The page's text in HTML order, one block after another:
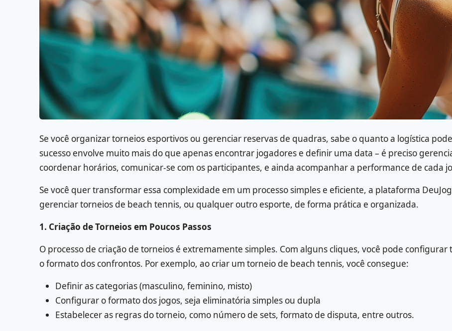
Se você organizar torneios esportivos ou gerenciar reservas de quadras, sabe o quanto a logística
sucesso envolve muito mais do que apenas encontrar jogadores e definir uma data – é preciso
coordenar horários, comunicar-se com os participantes, e ainda acompanhar a performance de cada
Se você quer transformar essa complexidade em um processo simples e eficiente, a plataforma
gerenciar torneios de beach tennis, ou qualquer outro esporte, de forma prática e organizada.
1. Criação de Torneios em Poucos Passos
O processo de criação de torneios é extremamente simples. Com alguns cliques, você pode
o formato dos confrontos. Por exemplo, ao criar um torneio de beach tennis, você consegue:
Definir as categorias (masculino, feminino, misto)
Configurar o formato dos jogos, seja eliminatória simples ou dupla
Estabelecer as regras do torneio, como número de sets, formato de disputa, entre outros.